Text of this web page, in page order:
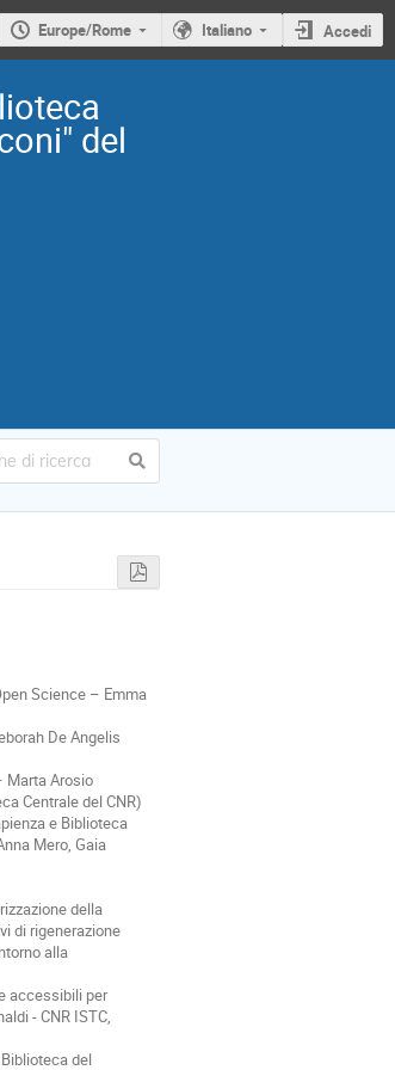
Europe/Rome Italiano Accedi
del
Science – Emma
De Angelis
Marta Arosio
Centrale del CNR)
e Biblioteca
Mero, Gaia
della
di rigenerazione
alla
accessibili per
- CNR ISTC,
del